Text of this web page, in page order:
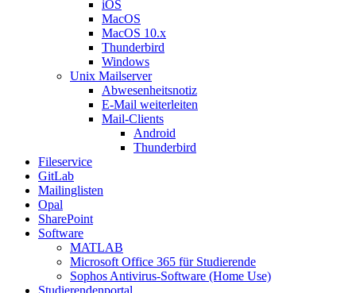
iOS
MacOS
MacOS 10.x
Thunderbird
Windows
Unix Mailserver
Abwesenheitsnotiz
E-Mail weiterleiten
Mail-Clients
Android
Thunderbird
Fileservice
GitLab
Mailinglisten
Opal
SharePoint
Software
MATLAB
Microsoft Office 365 für Studierende
Sophos Antivirus-Software (Home Use)